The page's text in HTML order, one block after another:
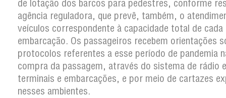
de lotação dos barcos para pedestres, conforme
agência reguladora, que prevê, também, o
veículos correspondente à capacidade total de cada
embarcação. Os passageiros recebem orientações
protocolos referentes a esse período de pandemia
compra da passagem, através do sistema de rádio
terminais e embarcações, e por meio de cartazes
nesses ambientes.